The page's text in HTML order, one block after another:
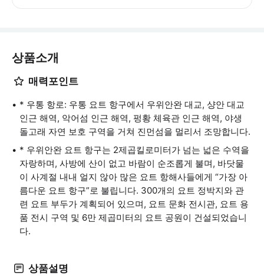
상품소개
매력포인트
* 우통 항로: 우통 요트 항구에서 우위안완 대교, 샹안 대교
인근 해역, 악어섬 인근 해역, 펑황 체육관 인근 해역, 야생
돌고래 자연 보호 구역을 거쳐 진먼섬을 멀리서 조망합니다.
* 우위안완 요트 항구는 2제곱킬로미터가 넘는 넓은 수역을
자랑하며, 사방에 산이 없고 바람이 순조롭게 불며, 바닷물
이 사계절 내내 얼지 않아 많은 요트 항해사들에게 “가장 아
름다운 요트 항구”로 불립니다. 300개의 요트 정박지와 관
련 요트 부두가 계획되어 있으며, 요트 문화 전시관, 요트 용
품 전시 구역 및 6만 제곱미터의 요트 공원이 건설되었습니
다.
상품설명